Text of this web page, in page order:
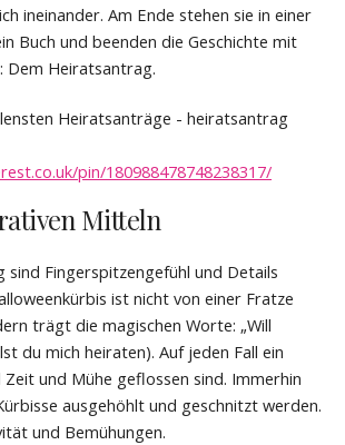
ineinander. Am Ende stehen sie in einer
Buch und beenden die Geschichte mit
Dem Heiratsantrag.
pin/180988478748238317/
Mitteln
sind Fingerspitzengefühl und Details
ist nicht von einer Fratze
trägt die magischen Worte: „Will
du mich heiraten). Auf jeden Fall ein
und Mühe geflossen sind. Immerhin
ausgehöhlt und geschnitzt werden.
und Bemühungen.